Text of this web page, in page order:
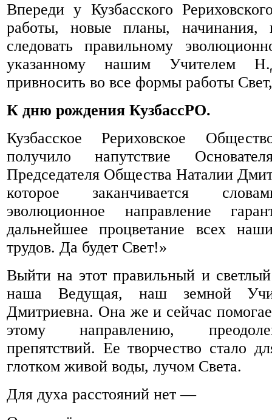
Впереди у Кузбасского
работы, новые планы, начинания,
следовать правильному
указанному нашим Учителем
привносить во все формы работы
К дню рождения КузбассРО.
Кузбасское Рериховское
получило напутствие
Председателя Общества Наталии
которое заканчивается
эволюционное направление
дальнейшее процветание всех
трудов. Да будет Свет!»
Выйти на этот правильный и
наша Ведущая, наш земной
Дмитриевна. Она же и сейчас
этому направлению,
препятствий. Ее творчество стало
глотком живой воды, лучом Света.
Для духа расстояний нет —